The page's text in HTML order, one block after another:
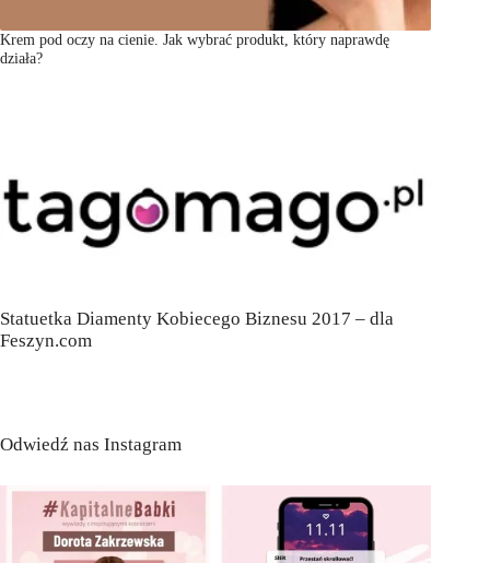
Krem pod oczy na cienie. Jak wybrać produkt, który naprawdę
działa?
Statuetka Diamenty Kobiecego Biznesu 2017 – dla
Feszyn.com
Odwiedź nas Instagram